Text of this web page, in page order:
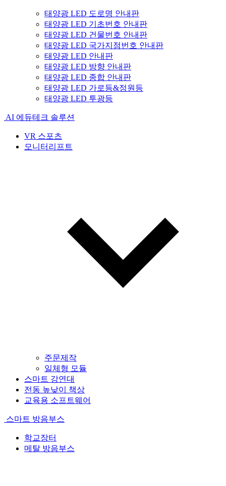
태양광 LED 도로명 안내판
태양광 LED 기초번호 안내판
태양광 LED 건물번호 안내판
태양광 LED 국가지점번호 안내판
태양광 LED 안내판
태양광 LED 방향 안내판
태양광 LED 종합 안내판
태양광 LED 가로등&정원등
태양광 LED 투광등
AI 에듀테크 솔루션
VR 스포츠
모니터리프트
주문제작
일체형 모듈
스마트 강연대
전동 높낮이 책상
교육용 소프트웨어
스마트 방음부스
학교장터
메탈 방음부스